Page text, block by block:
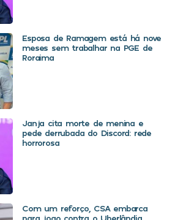
Esposa de Ramagem está há nove
meses sem trabalhar na PGE de
Roraima
Janja cita morte de menina e
pede derrubada do Discord: rede
horrorosa
Com um reforço, CSA embarca
para jogo contra o Uberlândia